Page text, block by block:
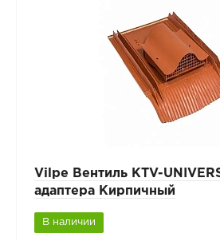
Vilpe Вентиль KTV-
адаптера Кирпичный
В наличии